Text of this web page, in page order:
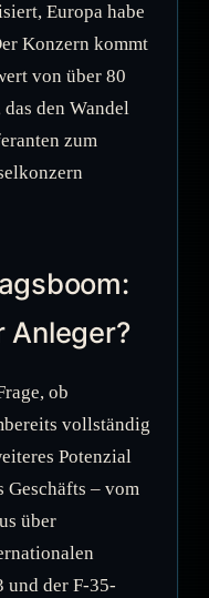
Europa habe
Konzern kommt
von über 80
den Wandel
zum
Anleger?
ob
vollständig
Potenzial
– vom
über
und der F-35-